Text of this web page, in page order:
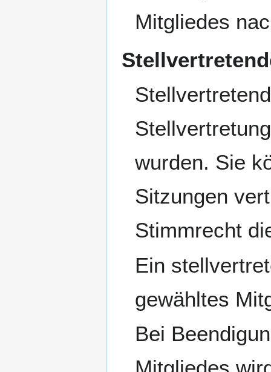
Mitgliedes
wurden. Sie
Sitzungen
Stimmrecht
Ein
gewähltes
Bei